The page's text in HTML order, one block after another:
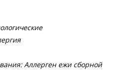
Аллерген ежи сборной